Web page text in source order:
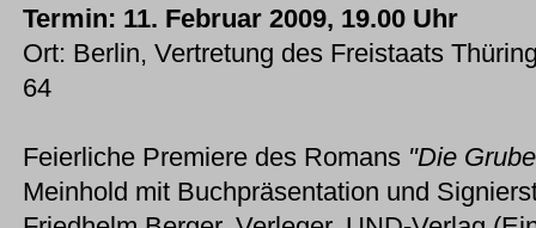
Termin: 11. Februar 2009, 19.00 Uhr
Ort: Berlin, Vertretung des Freistaats
64
Feierliche Premiere des Romans "Die
Meinhold mit Buchpräsentation und